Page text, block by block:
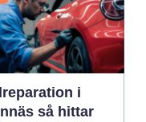
i
så hittar